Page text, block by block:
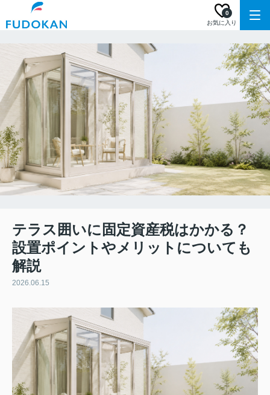
お気に入り
0
テラス囲いに固定資産税はかかる？
設置ポイントやメリットについても
解説
2026.06.15